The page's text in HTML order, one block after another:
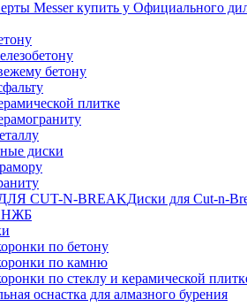
бетону
плитке
диски
Диски для Cut-n-
по бетону
по камню
по стеклу и керамической
оснастка для алмазного бурения